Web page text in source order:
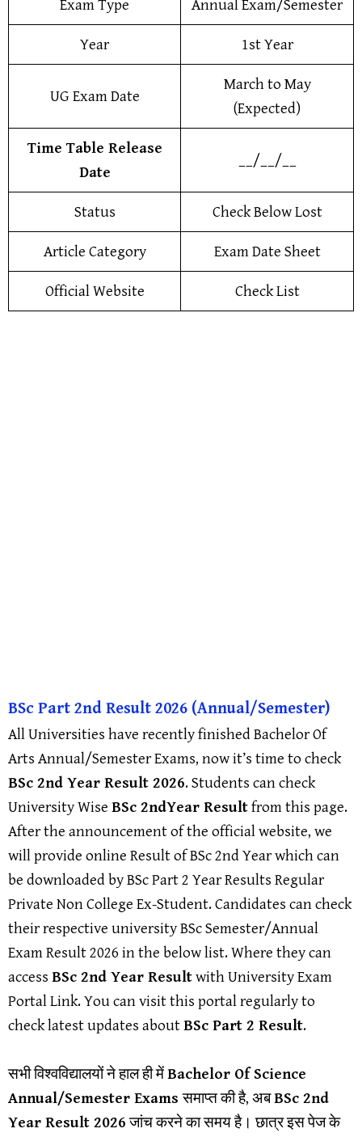
Exam Type Annual Exam/Semester
Year 1st Year
UG Exam Date
March to May
(Expected)
Time Table Release
Date
__/__/__
Status Check Below Lost
Article Category Exam Date Sheet
Official Website Check List
BSc Part 2nd Result 2026 (Annual/Semester)
All Universities have recently finished Bachelor Of
Arts Annual/Semester Exams, now it’s time to check
BSc 2nd Year Result 2026. Students can check
University Wise BSc 2ndYear Resultfrom this page.
After the announcement of the official website, we
will provide online Result of BSc 2nd Year which can
be downloaded by BSc Part 2 Year Results Regular
Private Non College Ex-Student. Candidates can check
their respective university BSc Semester/Annual
Exam Result 2026 in the below list. Where they can
access BSc 2nd Year Resultwith University Exam
Portal Link. You can visit this portal regularly to
check latest updates aboutBSc Part 2 Result.
सभी विश्वविद्यालयों ने हाल ही मेंBachelor Of Science
Annual/Semester Examsसमाप्त की है, अबBSc 2nd
Year Result 2026जांच करने का समय है। छात्र इस पेज के